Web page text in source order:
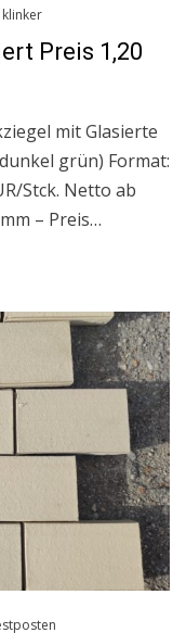
klinker
Preis 1,20
mit Glasierte
grün) Format:
Stck. Netto ab
– Preis…